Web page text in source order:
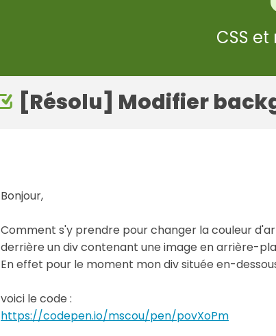
CSS
[Résolu] Modifier
Bonjour,
Comment s'y prendre pour changer la couleur
derrière un div contenant une image en arrière-
En effet pour le moment mon div située en-
voici le code :
https://codepen.io/mscou/pen/povXoPm